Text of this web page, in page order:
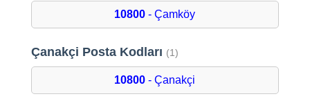
10800 - Çamköy
Çanakçi Posta Kodları (1)
10800 - Çanakçi